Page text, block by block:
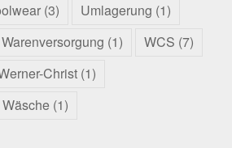
(3) Umlagerung (1)
Warenversorgung (1) WCS (7)
Christ (1)
Wäsche (1)